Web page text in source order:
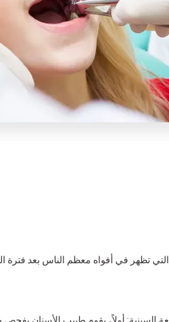
تظهر في أفواه معظم الناس بعد فترة